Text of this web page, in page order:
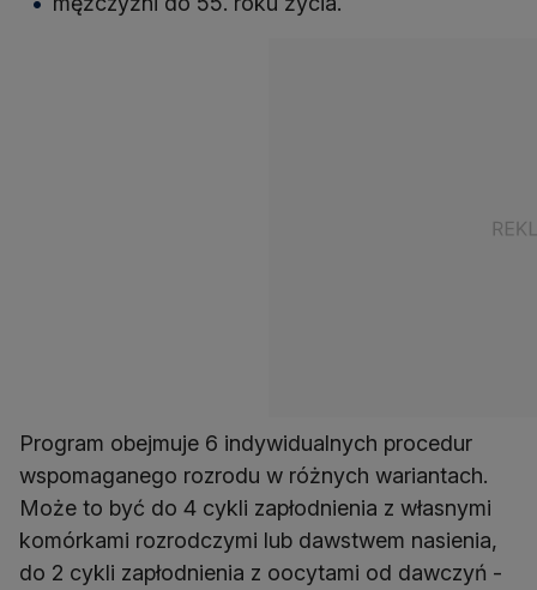
Program obejmuje 6 indywidualnych procedur
wspomaganego rozrodu w różnych wariantach.
Może to być do 4 cykli zapłodnienia z własnymi
komórkami rozrodczymi lub dawstwem nasienia,
do 2 cykli zapłodnienia z oocytami od dawczyń -